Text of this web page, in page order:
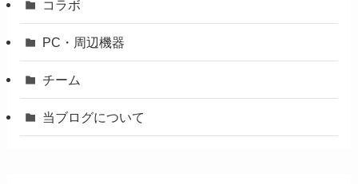
コラボ
PC・周辺機器
チーム
当ブログについて